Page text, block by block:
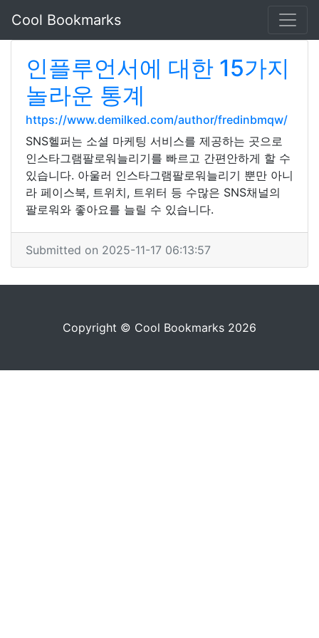
Cool Bookmarks
인플루언서에 대한 15가지
놀라운 통계
https://www.demilked.com/author/fredinbmqw/
SNS헬퍼는 소셜 마케팅 서비스를 제공하는 곳으로
인스타그램팔로워늘리기를 빠르고 간편안하게 할 수
있습니다. 아울러 인스타그램팔로워늘리기 뿐만 아니
라 페이스북, 트위치, 트위터 등 수많은 SNS채널의
팔로워와 좋아요를 늘릴 수 있습니다.
Submitted on 2025-11-17 06:13:57
Copyright © Cool Bookmarks 2026